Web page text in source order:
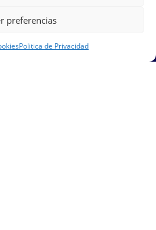
preferencias
Politica de Privacidad